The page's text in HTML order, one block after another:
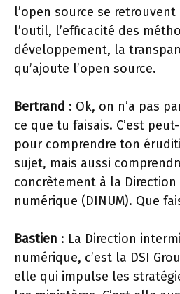
l’open source se
l’outil, l’efficacité des
développement, la
qu’ajoute l’open source.
Bertrand : Ok, on n’a pas
ce que tu faisais. C’est
pour comprendre ton
sujet, mais aussi
concrètement à la
numérique (DINUM). Que
Bastien : La Direction
numérique, c’est la DSI
elle qui impulse les